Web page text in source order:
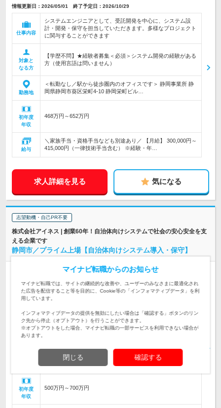
情報更新日：2026/05/01 終了予定日：2026/10/29
仕事内容
システムエンジニアとして、受託開発を中心に、システム設
計・開発・保守を担当していただきます。多様なプロジェクト
に関与することができます
対象と
なる方
【学歴不問】★経験者募集＜必須＞システム開発の経験がある
方（使用言語は問いません）
勤務地
＜転勤なし／駅から徒歩圏内のオフィスです＞ 静岡事業所 静
岡県静岡市葵区栄町4-10 静岡栄町ビル…
初年度
年収
468万円～652万円
給与
＼家族手当・資格手当なども別途あり／ 【月給】 300,000円～
415,000円（一律技術手当含む） ※経験・年…
求人詳細を見る 気になる
志望動機・自己PR不要
株式会社アイネス | 創業60年！自治体向けシステムで社会の安心安全を支
える企業です
静岡市／プライム上場【自治体向けシステム導入・保守】
完全週休2日制
情報更新日：2026/06/12 終了予定日：2026/12/03
地方自治体向けに自社開発した総合行政パッケージシステム
対象と
なる方
＜必須要件＞高専卒以上、システム導入・保守経験5年以上、
静岡支店 静岡県静岡市葵区追手町2-20 ヤマムラビル9F 【雇い
入れ直後】上記事業所 【変更の範…
初年度
年収
500万円～700万円
マイナビ転職からのお知らせ
マイナビ転職では、サイトの継続的な改善や、ユーザーのみなさまに最適化され
た広告を配信すること等を目的に、Cookie等の「インフォマティブデータ」を利
用しています。
インフォマティブデータの提供を無効にしたい場合は「確認する」ボタンのリン
ク先から停止（オプトアウト）を行うことができます。
※オプトアウトをした場合、マイナビ転職の一部サービスを利用できない場合が
あります。
閉じる 確認する